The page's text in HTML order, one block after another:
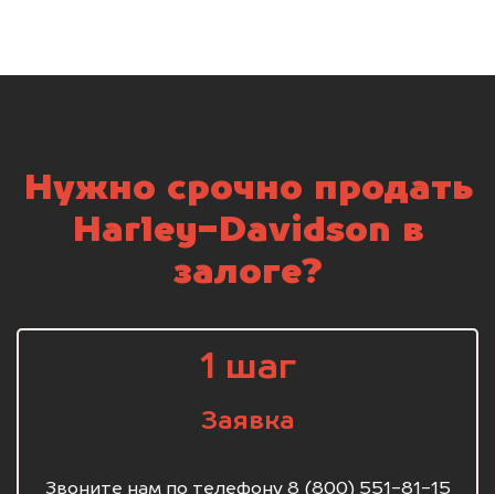
Нужно срочно продать
Harley-Davidson в
залоге?
1 шаг
Заявка
Звоните нам по телефону 8 (800) 551-81-15